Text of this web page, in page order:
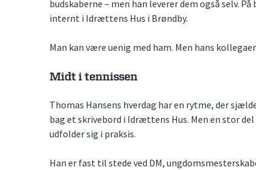
budskaberne – men han leverer dem også selv.
internt i Idrættens Hus i Brøndby.
Man kan være uenig med ham. Men hans
Midt i tennissen
Thomas Hansens hverdag har en rytme, der
bag et skrivebord i Idrættens Hus. Men en stor
udfolder sig i praksis.
Han er fast til stede ved DM,